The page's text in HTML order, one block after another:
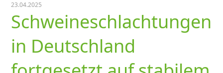
23.04.2025
Schweineschlachtungen
in Deutschland